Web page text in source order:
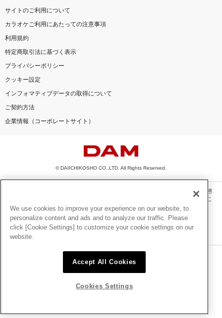
サイトのご利用について
カラオケご利用にあたっての注意事項
利用規約
特定商取引法に基づく表示
プライバシーポリシー
クッキー設定
インフォマティブデータの取得について
ご契約方法
企業情報（コーポレートサイト）
© DAIICHIKOSHO CO.,LTD. All Rights Reserved.
このサイトに掲載されている一切の文章・画像・写真・動画・音声等を、手段や形態
を問わず、著作権法の定める範囲を超えて無断で複製、転載、ファイル化などするこ
とを禁じます。
楽曲及びコンテンツは、機種によりご利用いただけない場合があります。
楽曲及びコンテンツの配信日、配信内容が変更になる場合があります。
楽曲によりMYリスト保存ができない場合があります。
6602250213Y31015 6602250112Y38026 6602250240Y31015
6602250241Y45122
We use cookies to improve your experience on our website, to
personalize content and ads and to analyze our traffic. Please
click [Cookie Settings] to customize your cookie settings on our
website.
Accept All Cookies
Cookies Settings